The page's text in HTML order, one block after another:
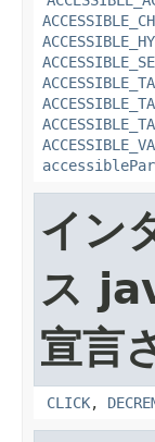
イン
ス
宣言
CLICK,